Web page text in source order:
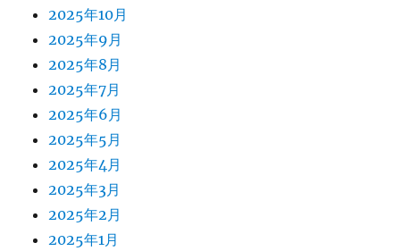
2025年10月
2025年9月
2025年8月
2025年7月
2025年6月
2025年5月
2025年4月
2025年3月
2025年2月
2025年1月